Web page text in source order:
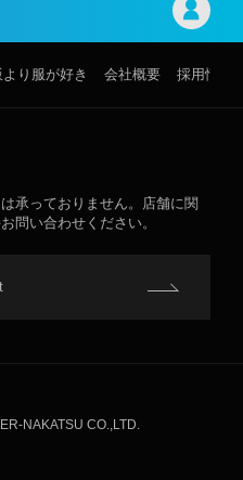
り服が好き 会社概要 採用情報
承っておりません。店舗に関
問い合わせください。
NAKATSU CO.,LTD.